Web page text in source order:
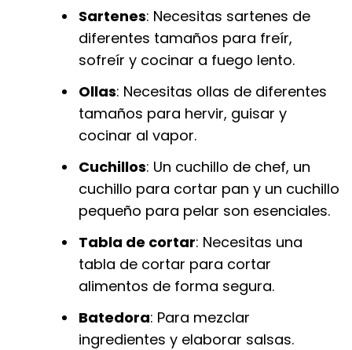
Sartenes: Necesitas sartenes de
diferentes tamaños para freír,
sofreír y cocinar a fuego lento.
Ollas: Necesitas ollas de diferentes
tamaños para hervir, guisar y
cocinar al vapor.
Cuchillos: Un cuchillo de chef, un
cuchillo para cortar pan y un cuchillo
pequeño para pelar son esenciales.
Tabla de cortar: Necesitas una
tabla de cortar para cortar
alimentos de forma segura.
Batedora: Para mezclar
ingredientes y elaborar salsas.